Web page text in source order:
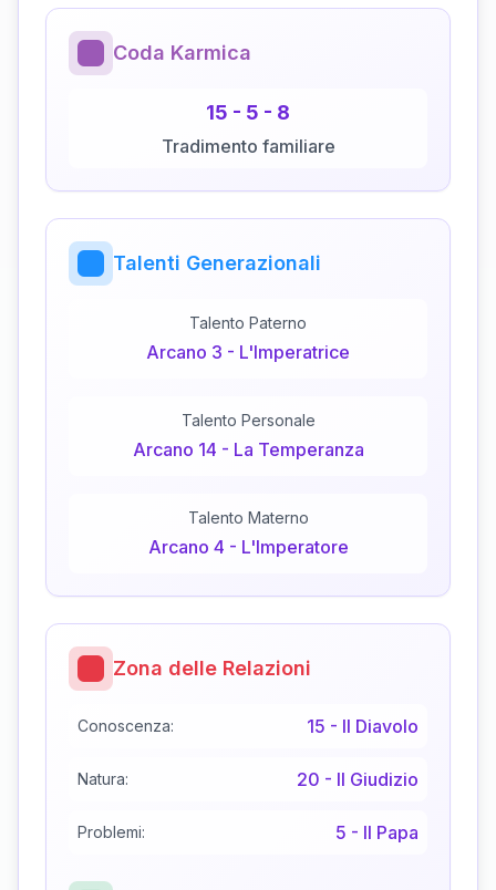
Coda Karmica
15 - 5 - 8
Tradimento familiare
Talenti Generazionali
Talento Paterno
Arcano 3 - L'Imperatrice
Talento Personale
Arcano 14 - La Temperanza
Talento Materno
Arcano 4 - L'Imperatore
Zona delle Relazioni
Conoscenza: 15 - Il Diavolo
Natura: 20 - Il Giudizio
Problemi: 5 - Il Papa